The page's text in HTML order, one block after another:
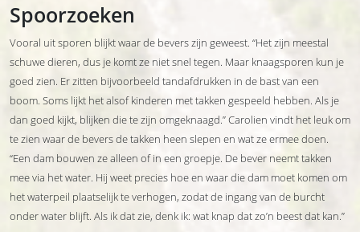
Spoorzoeken
Vooral uit sporen blijkt waar de bevers zijn geweest. “Het zijn meestal
schuwe dieren, dus je komt ze niet snel tegen. Maar knaagsporen kun je
goed zien. Er zitten bijvoorbeeld tandafdrukken in de bast van een
boom. Soms lijkt het alsof kinderen met takken gespeeld hebben. Als je
dan goed kijkt, blijken die te zijn omgeknaagd.” Carolien vindt het leuk om
te zien waar de bevers de takken heen slepen en wat ze ermee doen.
“Een dam bouwen ze alleen of in een groepje. De bever neemt takken
mee via het water. Hij weet precies hoe en waar die dam moet komen om
het waterpeil plaatselijk te verhogen, zodat de ingang van de burcht
onder water blijft. Als ik dat zie, denk ik: wat knap dat zo’n beest dat kan.”